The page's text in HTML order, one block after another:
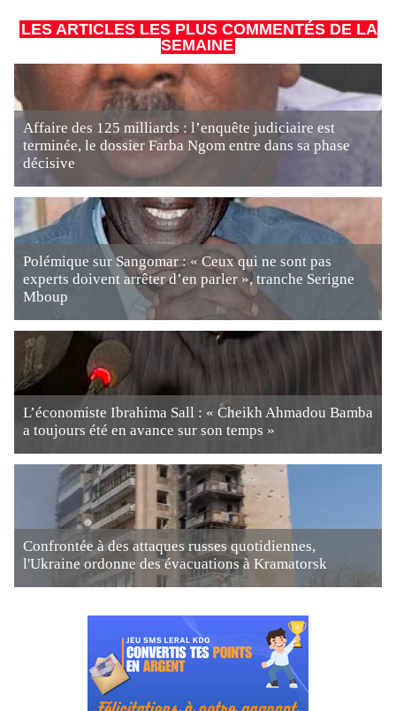
LES ARTICLES LES PLUS COMMENTÉS DE LA
SEMAINE
Affaire des 125 milliards : l’enquête judiciaire est
terminée, le dossier Farba Ngom entre dans sa phase
décisive
Polémique sur Sangomar : « Ceux qui ne sont pas
experts doivent arrêter d’en parler », tranche Serigne
Mboup
L’économiste Ibrahima Sall : « Cheikh Ahmadou Bamba
a toujours été en avance sur son temps »
Confrontée à des attaques russes quotidiennes,
l'Ukraine ordonne des évacuations à Kramatorsk